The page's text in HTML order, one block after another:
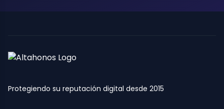
Protegiendo su reputación digital desde 2015